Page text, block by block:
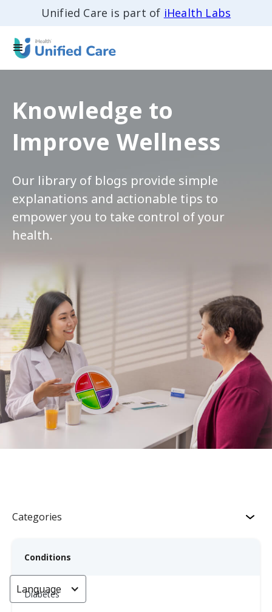
Unified Care is part of iHealth Labs
Knowledge to
Improve Wellness
Our library of blogs provide simple
explanations and actionable tips to
empower you to take control of your
health.
Categories
Conditions
Diabetes
Language